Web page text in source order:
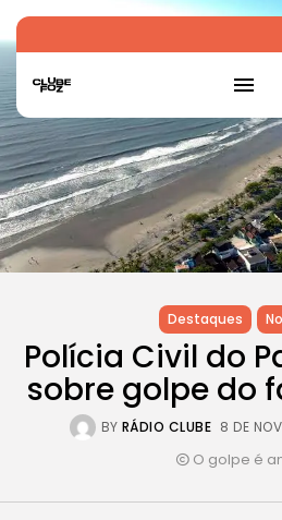
Destaques
Polícia Civil do
sobre golpe do
BY RÁDIO CLUBE 8 DE
O golpe é